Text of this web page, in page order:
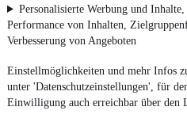
Personalisierte Werbung und
Performance von Inhalten,
Verbesserung von Angeboten
Einstellmöglichkeiten und mehr Infos
unter 'Datenschutzeinstellungen', für
Einwilligung auch erreichbar über den
¹MwSt. ausweisbar